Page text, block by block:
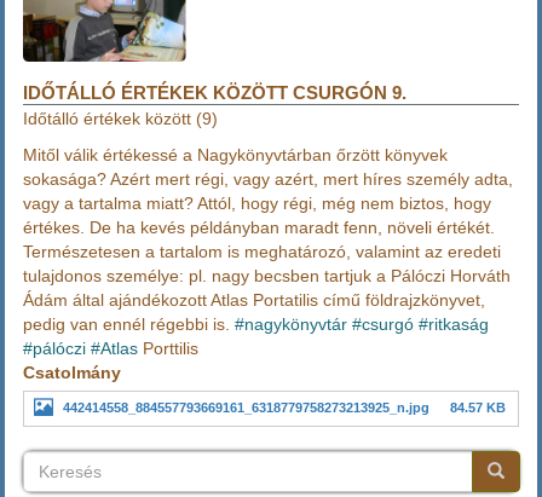
IDŐTÁLLÓ ÉRTÉKEK KÖZÖTT CSURGÓN 9.
Időtálló értékek között (9)
Mitől válik értékessé a Nagykönyvtárban őrzött könyvek
sokasága? Azért mert régi, vagy azért, mert híres személy adta,
vagy a tartalma miatt? Attól, hogy régi, még nem biztos, hogy
értékes. De ha kevés példányban maradt fenn, növeli értékét.
Természetesen a tartalom is meghatározó, valamint az eredeti
tulajdonos személye: pl. nagy becsben tartjuk a Pálóczi Horváth
Ádám által ajándékozott Atlas Portatilis című földrajzkönyvet,
pedig van ennél régebbi is. #nagykönyvtár #csurgó #ritkaság
#pálóczi #Atlas Porttilis
Csatolmány
442414558_884557793669161_6318779758273213925_n.jpg 84.57 KB
Keresés
Keresés